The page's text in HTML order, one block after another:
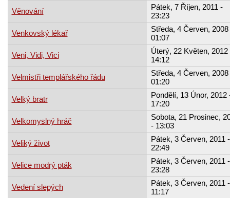
Věnování
Pátek, 7 Říjen, 2011 -
23:23
Venkovský lékař
Středa, 4 Červen, 2008
01:07
Veni, Vidi, Vici
Úterý, 22 Květen, 2012
14:12
Velmistři templářského řádu
Středa, 4 Červen, 2008
01:20
Velký bratr
Pondělí, 13 Únor, 2012
17:20
Velkomyslný hráč
Sobota, 21 Prosinec,
- 13:03
Veliký život
Pátek, 3 Červen, 2011 -
22:49
Velice modrý pták
Pátek, 3 Červen, 2011 -
23:28
Vedení slepých
Pátek, 3 Červen, 2011 -
11:17